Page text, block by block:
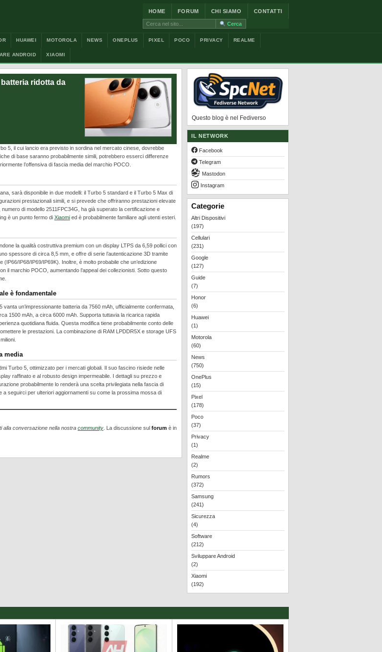
HOME FORUM CHI SIAMO CONTATTI
Cerca: Cerca
HUAWEI MOTOROLA NEWS ONEPLUS PIXEL POCO PRIVACY REALME
ANDROID XIAOMI
ridotta da
5, il cui lancio era previsto in sordina nel mercato cinese, dovrebbe
di base saranno probabilmente simili, potrebbero esserci differenze
l’offensiva di fascia media del marchio POCO.
sarà disponibile in due modelli: il Turbo 5 standard e il Turbo 5 Max di
prestazionali simili, e si prevede che offriranno prestazioni elevate
di modello 2511FPC34G, ha già superato la certificazione e
è un punto fermo di Xiaomi ed è probabilmente familiare agli utenti esteri.
la qualità costruttiva premium con un display LTPS da 6,59 pollici con
spessore di circa 8,5 mm, e offre di serie l’autenticazione 3D tramite
IP68/IP69/IP69K). Inoltre, è molto probabile che un’edizione
il marchio POCO, aumentando l’appeal dei collezionisti. Sotto questo
è fondamentale
un’impressionante batteria da 7560 mAh, ufficialmente confermata,
1500 mAh, a circa 6000 mAh. Supporta tuttavia la ricarica rapida
quotidiana fluida. Questa modifica tiene probabilmente conto delle
le prestazioni. La combinazione di RAM LPDDR5X e storage UFS
media
Turbo 5, ottimizzato per i mercati globali. Il suo fascino risiede nelle
raffinato e al robusto design impermeabile. I dettagli su prezzo e
probabilmente lo renderà una scelta privilegiata nella fascia di
a seguirci per ulteriori aggiornamenti su come la prossima mossa di
alla conversazione nella nostra community . La discussione sul forum è in
Questo blog è nel Fediverso
IL NETWORK
Facebook
Telegram
Mastodon
Instagram
Categorie
Altri Dispositivi
(197)
Cellulari
(231)
Google
(127)
Guide
(7)
Honor
(6)
Huawei
(1)
Motorola
(60)
News
(750)
OnePlus
(15)
Pixel
(178)
Poco
(37)
Privacy
(1)
Realme
(2)
Rumors
(372)
Samsung
(241)
Sicurezza
(4)
Software
(212)
Sviluppare Android
(2)
Xiaomi
(192)